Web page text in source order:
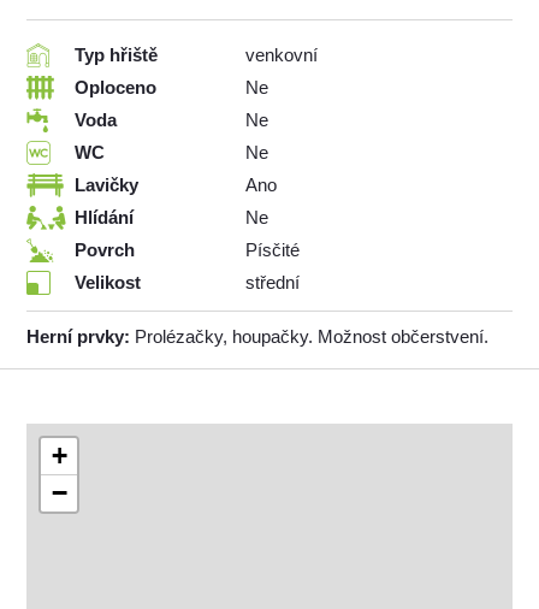
Typ hřiště
venkovní
Oploceno
Ne
Voda
Ne
WC
Ne
Lavičky
Ano
Hlídání
Ne
Povrch
Písčité
Velikost
střední
Herní prvky: Prolézačky, houpačky. Možnost občerstvení.
+
−